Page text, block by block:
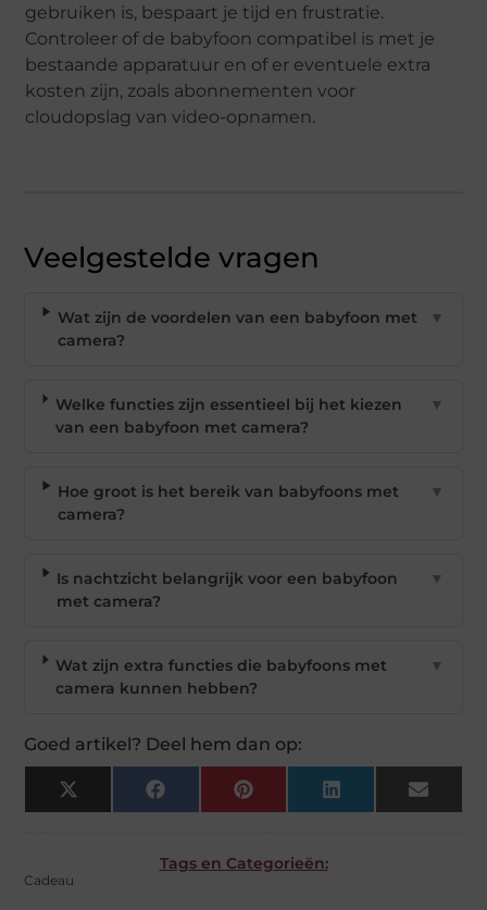
gebruiken is, bespaart je tijd en frustratie.
Controleer of de babyfoon compatibel is met je
bestaande apparatuur en of er eventuele extra
kosten zijn, zoals abonnementen voor
cloudopslag van video-opnamen.
Veelgestelde vragen
Wat zijn de voordelen van een babyfoon met
camera?
▼
Welke functies zijn essentieel bij het kiezen
van een babyfoon met camera?
▼
Hoe groot is het bereik van babyfoons met
camera?
▼
Is nachtzicht belangrijk voor een babyfoon
met camera?
▼
Wat zijn extra functies die babyfoons met
camera kunnen hebben?
▼
Goed artikel? Deel hem dan op:
X
(Twitter)
Facebook Pinterest LinkedIn Email
Tags en Categorieën:
Cadeau